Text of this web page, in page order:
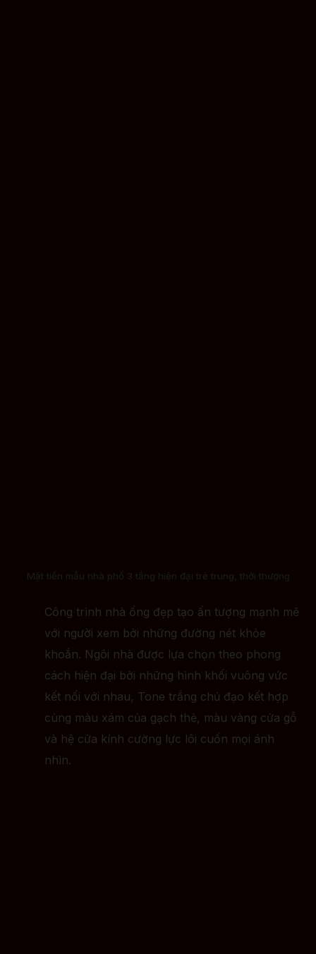
Mặt tiền mẫu nhà phố 3 tầng hiện đại trẻ trung, thời thượng
Công trình nhà ống đẹp tạo ấn tượng mạnh mẽ
với người xem bởi những đường nét khỏe
khoắn. Ngôi nhà được lựa chọn theo phong
cách hiện đại bởi những hình khối vuông vức
kết nối với nhau, Tone trắng chủ đạo kết hợp
cùng màu xám của gạch thẻ, màu vàng cửa gỗ
và hệ cửa kính cường lực lôi cuốn mọi ánh
nhìn.